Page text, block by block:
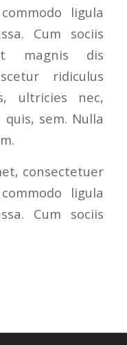
ligula
Cum sociis
magnis dis
ridiculus
ultricies nec,
sem. Nulla
consectetuer
ligula
Cum sociis